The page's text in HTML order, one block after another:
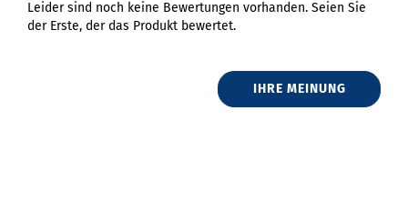
Leider sind noch keine Bewertungen vorhanden. Seien Sie
der Erste, der das Produkt bewertet.
IHRE MEINUNG